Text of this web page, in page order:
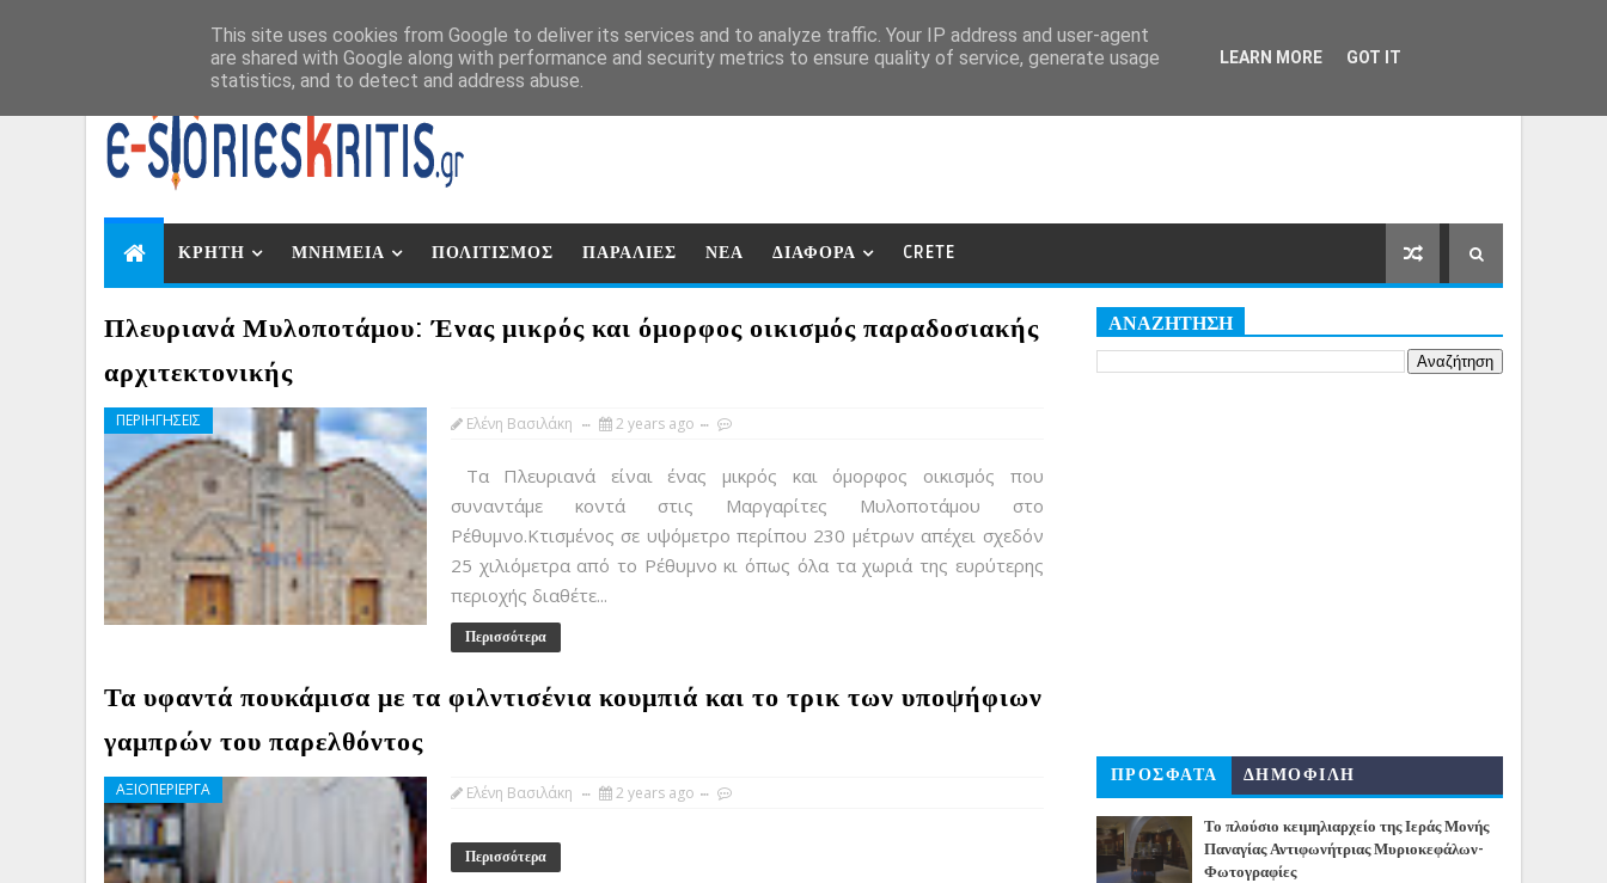
ΚΡΗΤΗ ΜΝΗΜΕΙΑ ΠΟΛΙΤΙΣΜΟΣ ΠΑΡΑΛΙΕΣ ΝΕΑ ΔΙΑΦΟΡΑ CRETE
Πλευριανά Μυλοποτάμου: Ένας μικρός και όμορφος οικισμός παραδοσιακής
αρχιτεκτονικής
ΠΕΡΙΗΓΗΣΕΙΣ Ελένη Βασιλάκη 2 years ago
Τα Πλευριανά είναι ένας μικρός και όμορφος οικισμός που
συναντάμε κοντά στις Μαργαρίτες Μυλοποτάμου στο
Ρέθυμνο.Κτισμένος σε υψόμετρο περίπου 230 μέτρων απέχει σχεδόν
25 χιλιόμετρα από το Ρέθυμνο κι όπως όλα τα χωριά της ευρύτερης
περιοχής διαθέτε...
Περισσότερα
Τα υφαντά πουκάμισα με τα φιλντισένια κουμπιά και το τρικ των υποψήφιων
γαμπρών του παρελθόντος
ΑΞΙΟΠΕΡΙΕΡΓΑ Ελένη Βασιλάκη 2 years ago
Περισσότερα
ΑΝΑΖΗΤΗΣΗ
ΠΡΟΣΦΑΤΑ ΔΗΜΟΦΙΛΗ
Το πλούσιο κειμηλιαρχείο της Ιεράς Μονής
Παναγίας Αντιφωνήτριας Μυριοκεφάλων-
Φωτογραφίες
This site uses cookies from Google to deliver its services and to analyze traffic. Your IP address and user-agent
are shared with Google along with performance and security metrics to ensure quality of service, generate usage
statistics, and to detect and address abuse.
LEARN MORE GOT IT